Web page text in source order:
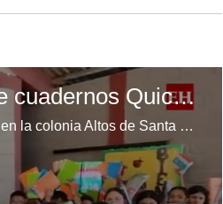
Escuela Enciende una Luz recibe cuadernos Quick, gracias a la Maratón del Saber
Los niños de la escuela Enciende una Luz, ubicada en la colonia Altos de Santa Rosa, al sur de Tegucigalpa, recibieron cuadernos Quick como parte de la Campaña Maratón del Saber.